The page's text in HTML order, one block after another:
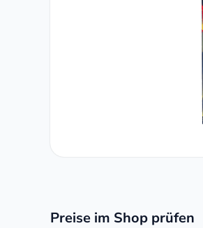
Preise im Shop prüfen